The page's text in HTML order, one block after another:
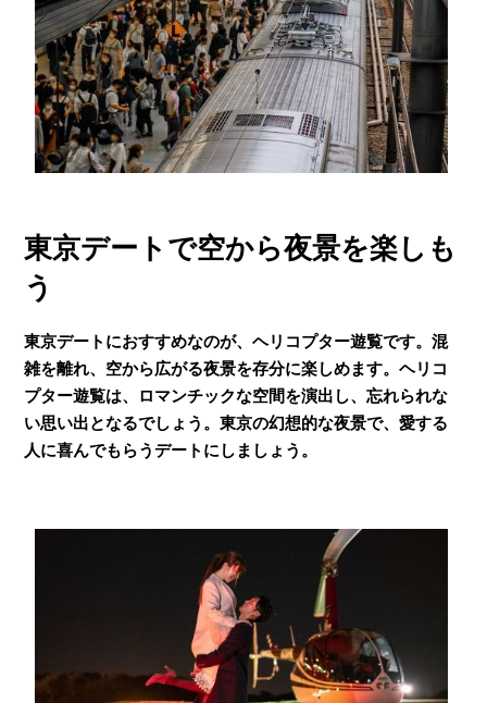
東京デートで空から夜景を楽しも
う
東京デートにおすすめなのが、ヘリコプター遊覧です。混
雑を離れ、空から広がる夜景を存分に楽しめます。ヘリコ
プター遊覧は、ロマンチックな空間を演出し、忘れられな
い思い出となるでしょう。東京の幻想的な夜景で、愛する
人に喜んでもらうデートにしましょう。